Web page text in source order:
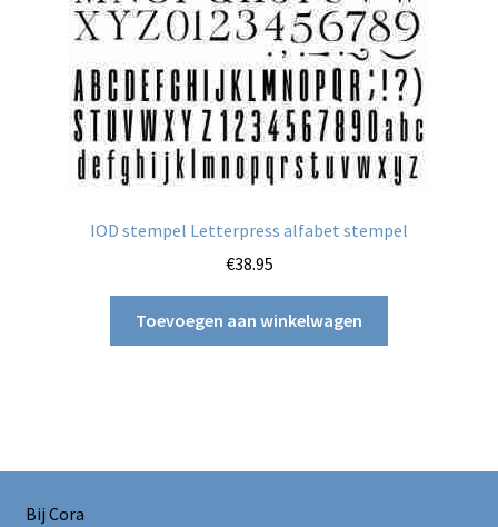
IOD stempel Letterpress alfabet stempel
€38.95
Toevoegen aan winkelwagen
Bij Cora